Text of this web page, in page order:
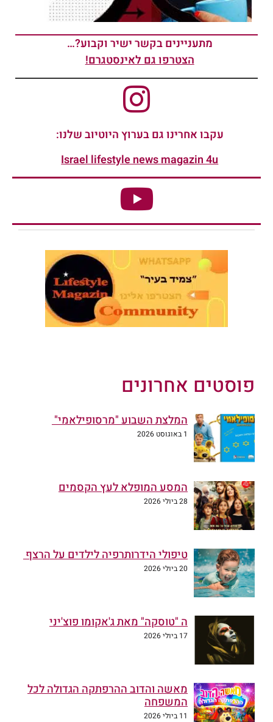
מתעניינים בקשר ישיר וקבוע?…
הצטרפו גם לאינסטגרם!
עקבו אחרינו גם בערוץ היוטיוב שלנו:
Israel lifestyle news magazin 4u
פוסטים אחרונים
המלצת השבוע "מרסופילאמי"
1 באוגוסט 2026
המסע המופלא לעץ הקסמים
28 ביולי 2026
טיפולי הידרותרפיה לילדים על הרצף
20 ביולי 2026
ה "טוסקה" מאת ג'אקומו פוצ'יני
17 ביולי 2026
מאשה והדוב ההרפתקה הגדולה לכל
המשפחה
11 ביולי 2026